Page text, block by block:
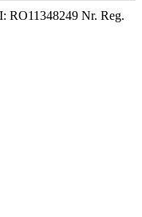
RO11348249 Nr. Reg.